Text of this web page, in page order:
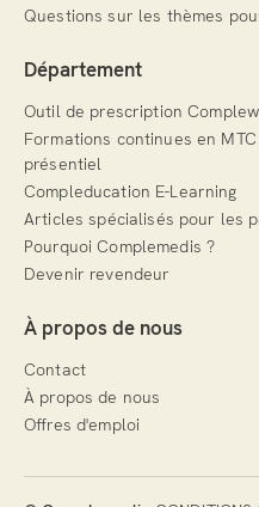
Questions sur les thèmes
Département
Outil de prescription
Formations continues en
présentiel
Compleducation E-Learning
Articles spécialisés pour les
Pourquoi Complemedis ?
Devenir revendeur
À propos de nous
Contact
À propos de nous
Offres d'emploi